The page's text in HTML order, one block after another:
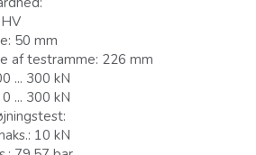
50 mm
af testramme: 226 mm
... 300 kN
... 300 kN
10 kN